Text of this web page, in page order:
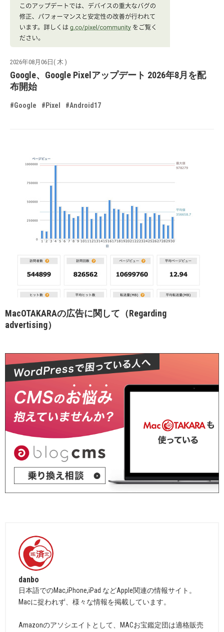
2026年08月06日( 木 )
Google、Google Pixelアップデート 2026年8月を配
布開始
#Google #Pixel #Android17
MacOTAKARAの広告に関して（Regarding
advertising）
danbo
日本語でのMac,iPhone,iPad などApple関連の情報サイト。
Macに捉われず、様々な情報を掲載しています。
Amazonのアソシエイトとして、MACお宝鑑定団は適格販売